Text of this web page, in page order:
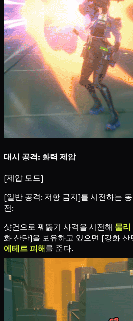
대시 공격: 화력 제압
[제압 모드]
[일반 공격: 저항 금지]를 시전하는
전:
샷건으로 꿰뚫기 사격을 시전해 물리
화 산탄]을 보유하고 있으면 [강화 산
에테르 피해를 준다.